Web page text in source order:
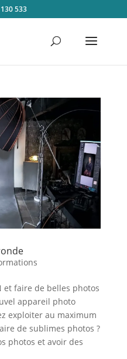
533
et faire de belles photos
appareil photo
exploiter au maximum
de sublimes photos ?
photos et avoir des